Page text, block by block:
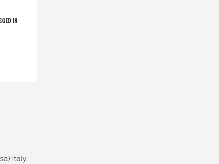
IN
Italy.